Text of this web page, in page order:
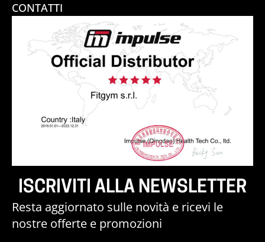
CONTATTI
ISCRIVITI ALLA NEWSLETTER
Resta aggiornato sulle novità e ricevi le
nostre offerte e promozioni